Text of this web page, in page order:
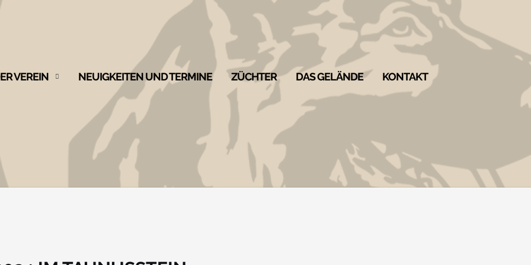
VEREIN NEUIGKEITEN UND TERMINE ZÜCHTER DAS GELÄNDE KONTAKT